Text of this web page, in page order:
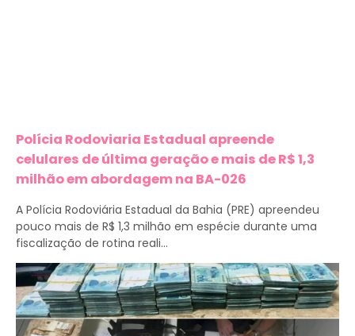
Polícia Rodoviaria Estadual apreende
celulares de última geração e mais de R$ 1,3
milhão em abordagem na BA-026
A Polícia Rodoviária Estadual da Bahia (PRE) apreendeu
pouco mais de R$ 1,3 milhão em espécie durante uma
fiscalização de rotina reali...